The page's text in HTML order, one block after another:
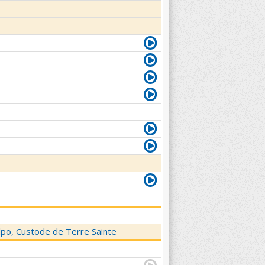
Custode de Terre Sainte